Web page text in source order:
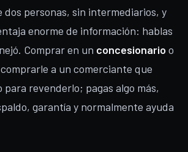
personas, sin intermediarios, y
enorme de información: hablas
Comprar en un concesionario o
a un comerciante que
revenderlo; pagas algo más,
garantía y normalmente ayuda